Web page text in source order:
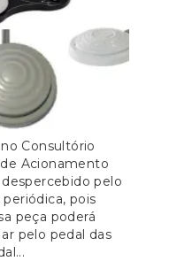
Consultório
Acionamento
pelo
pois
peça poderá
pelo pedal das